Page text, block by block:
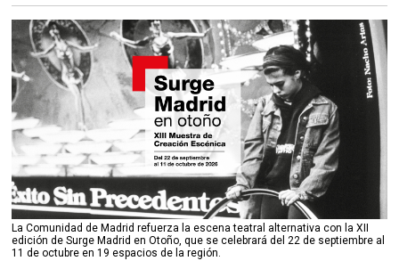
La Comunidad de Madrid refuerza la escena teatral alternativa con la XII
edición de Surge Madrid en Otoño, que se celebrará del 22 de septiembre al
11 de octubre en 19 espacios de la región.